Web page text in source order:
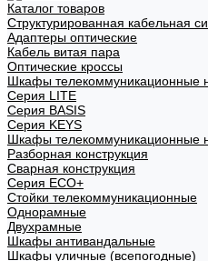
Каталог товаров
Структурированная кабельная
Адаптеры оптические
Кабель витая пара
Оптические кроссы
Шкафы телекоммуникационные
Cерия LITE
Cерия BASIS
Cерия KEYS
Шкафы телекоммуникационные
Разборная конструкция
Сварная конструкция
Серия ECO+
Стойки телекоммуникационные
Однорамные
Двухрамные
Шкафы антивандальные
Шкафы уличные (всепогодные)